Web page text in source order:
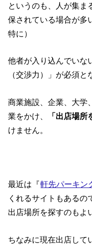
というのも、人が集ま
保されている場合が多
特に）
他者が入り込んでいな
（交渉力）」が必須と
商業施設、企業、大学
業をかけ、
「出店場所
けません。
最近は『軒先パーキン
くれるサイトもあるの
出店場所を探すのもよ
ちなみに現在出店して